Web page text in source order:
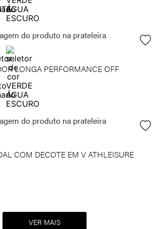
LONGA PERFORMANCE OFF
COM DECOTE EM V ATHLEISURE